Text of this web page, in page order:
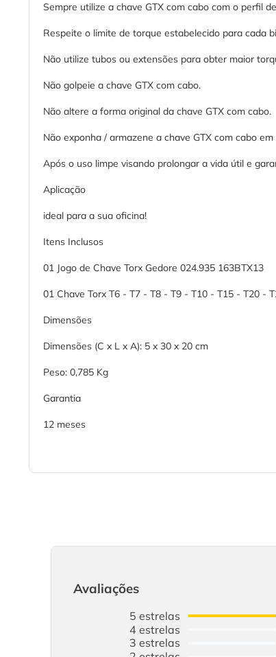
Sempre utilize a chave GTX com cabo com o perfil
Respeite o limite de torque estabelecido para cada
Não utilize tubos ou extensões para obter maior
Não golpeie a chave GTX com cabo.
Não altere a forma original da chave GTX com cabo.
Não exponha / armazene a chave GTX com cabo
Após o uso limpe visando prolongar a vida útil e
Aplicação
ideal para a sua oficina!
Itens Inclusos
01 Jogo de Chave Torx Gedore 024.935 163BTX13
01 Chave Torx T6 - T7 - T8 - T9 - T10 - T15 - T20 -
Dimensões
Dimensões (C x L x A): 5 x 30 x 20 cm
Peso: 0,785 Kg
Garantia
12 meses
Avaliações
5estrelas
4estrelas
3estrelas